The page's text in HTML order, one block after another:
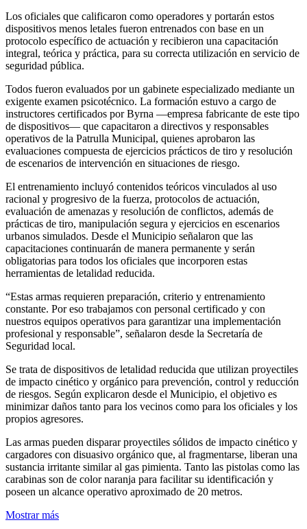
Los oficiales que calificaron como operadores y portarán estos
dispositivos menos letales fueron entrenados con base en un
protocolo específico de actuación y recibieron una capacitación
integral, teórica y práctica, para su correcta utilización en servicio de
seguridad pública.
Todos fueron evaluados por un gabinete especializado mediante un
exigente examen psicotécnico. La formación estuvo a cargo de
instructores certificados por Byrna —empresa fabricante de este tipo
de dispositivos— que capacitaron a directivos y responsables
operativos de la Patrulla Municipal, quienes aprobaron las
evaluaciones compuesta de ejercicios prácticos de tiro y resolución
de escenarios de intervención en situaciones de riesgo.
El entrenamiento incluyó contenidos teóricos vinculados al uso
racional y progresivo de la fuerza, protocolos de actuación,
evaluación de amenazas y resolución de conflictos, además de
prácticas de tiro, manipulación segura y ejercicios en escenarios
urbanos simulados. Desde el Municipio señalaron que las
capacitaciones continuarán de manera permanente y serán
obligatorias para todos los oficiales que incorporen estas
herramientas de letalidad reducida.
“Estas armas requieren preparación, criterio y entrenamiento
constante. Por eso trabajamos con personal certificado y con
nuestros equipos operativos para garantizar una implementación
profesional y responsable”, señalaron desde la Secretaría de
Seguridad local.
Se trata de dispositivos de letalidad reducida que utilizan proyectiles
de impacto cinético y orgánico para prevención, control y reducción
de riesgos. Según explicaron desde el Municipio, el objetivo es
minimizar daños tanto para los vecinos como para los oficiales y los
propios agresores.
Las armas pueden disparar proyectiles sólidos de impacto cinético y
cargadores con disuasivo orgánico que, al fragmentarse, liberan una
sustancia irritante similar al gas pimienta. Tanto las pistolas como las
carabinas son de color naranja para facilitar su identificación y
poseen un alcance operativo aproximado de 20 metros.
Mostrar más